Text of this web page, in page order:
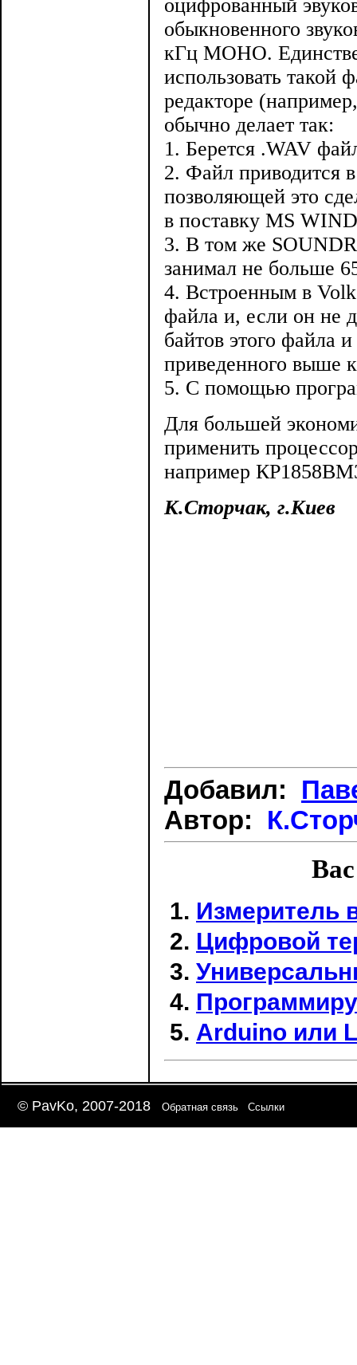
оцифрованный
обыкновенного
кГц МОНО.
использовать такой
редакторе
обычно делает так:
1. Берется .WAV
2. Файл
позволяющей это
в поставку MS
3. В том же
занимал не больше
4. Встроенным в
файла и, если он не
байтов этого файла
приведенного выше
5. С помощью
Для большей
применить
например
К.Сторчак, г.Киев
Добавил:
Автор:
Измеритель
Цифровой
Arduino или
© PavKo, 2007-2018 Обратная связь Ссылки